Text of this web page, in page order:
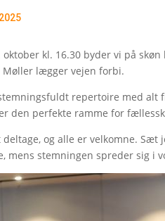
oktober kl. 16.30 byder vi på
Møller lægger vejen forbi.
repertoire med alt
den perfekte ramme for
deltage, og alle er velkomne.
mens stemningen spreder sig i